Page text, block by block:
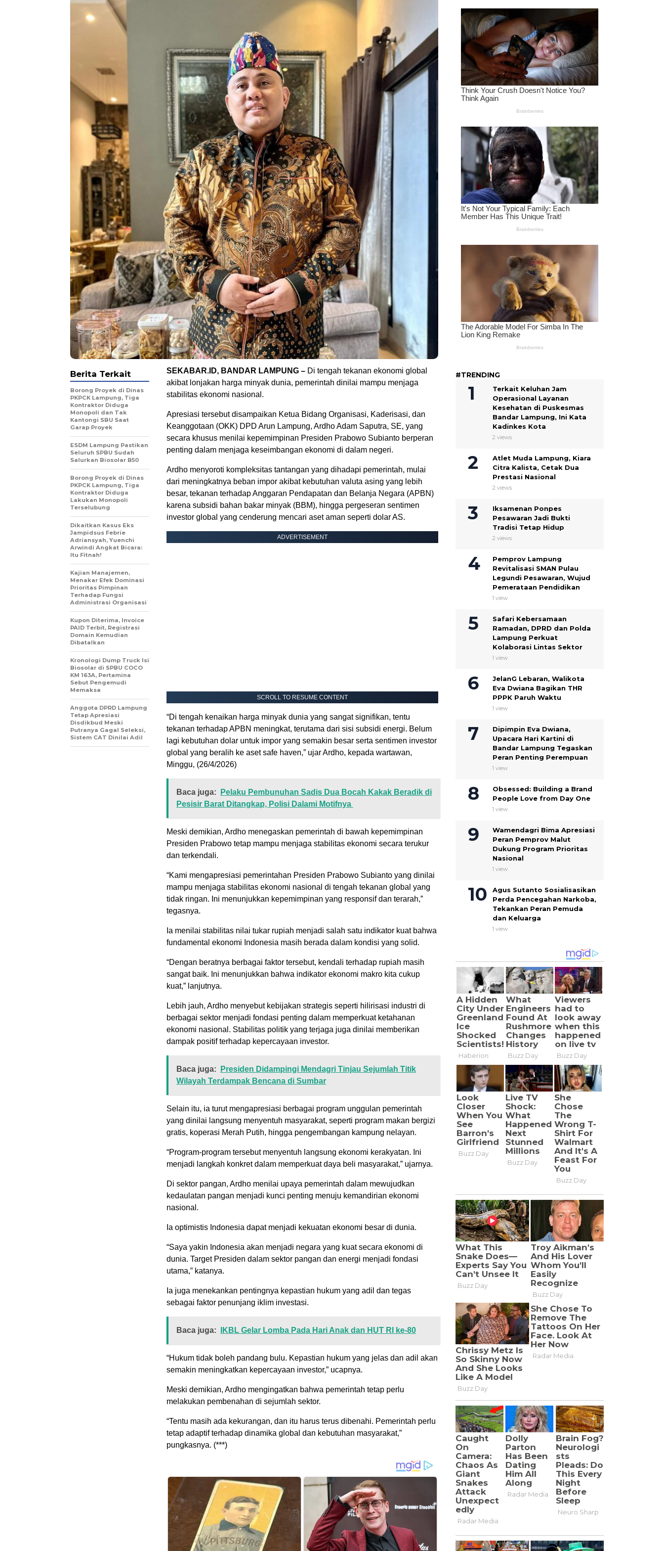
SEKABAR.ID, BANDAR LAMPUNG – Di tengah tekanan ekonomi global
akibat lonjakan harga minyak dunia, pemerintah dinilai mampu menjaga
stabilitas ekonomi nasional.
Apresiasi tersebut disampaikan Ketua Bidang Organisasi, Kaderisasi, dan
Keanggotaan (OKK) DPD Arun Lampung, Ardho Adam Saputra, SE, yang
secara khusus menilai kepemimpinan Presiden Prabowo Subianto berperan
penting dalam menjaga keseimbangan ekonomi di dalam negeri.
Ardho menyoroti kompleksitas tantangan yang dihadapi pemerintah, mulai
dari meningkatnya beban impor akibat kebutuhan valuta asing yang lebih
besar, tekanan terhadap Anggaran Pendapatan dan Belanja Negara (APBN)
karena subsidi bahan bakar minyak (BBM), hingga pergeseran sentimen
investor global yang cenderung mencari aset aman seperti dolar AS.
ADVERTISEMENT
SCROLL TO RESUME CONTENT
“Di tengah kenaikan harga minyak dunia yang sangat signifikan, tentu
tekanan terhadap APBN meningkat, terutama dari sisi subsidi energi. Belum
lagi kebutuhan dolar untuk impor yang semakin besar serta sentimen investor
global yang beralih ke aset safe haven,” ujar Ardho, kepada wartawan,
Minggu, (26/4/2026)
Baca juga:
Pelaku Pembunuhan Sadis Dua Bocah Kakak Beradik di
Pesisir Barat Ditangkap, Polisi Dalami Motifnya
Meski demikian, Ardho menegaskan pemerintah di bawah kepemimpinan
Presiden Prabowo tetap mampu menjaga stabilitas ekonomi secara terukur
dan terkendali.
“Kami mengapresiasi pemerintahan Presiden Prabowo Subianto yang dinilai
mampu menjaga stabilitas ekonomi nasional di tengah tekanan global yang
tidak ringan. Ini menunjukkan kepemimpinan yang responsif dan terarah,”
tegasnya.
Ia menilai stabilitas nilai tukar rupiah menjadi salah satu indikator kuat bahwa
fundamental ekonomi Indonesia masih berada dalam kondisi yang solid.
“Dengan beratnya berbagai faktor tersebut, kendali terhadap rupiah masih
sangat baik. Ini menunjukkan bahwa indikator ekonomi makro kita cukup
kuat,” lanjutnya.
Lebih jauh, Ardho menyebut kebijakan strategis seperti hilirisasi industri di
berbagai sektor menjadi fondasi penting dalam memperkuat ketahanan
ekonomi nasional. Stabilitas politik yang terjaga juga dinilai memberikan
dampak positif terhadap kepercayaan investor.
Baca juga:
Presiden Didampingi Mendagri Tinjau Sejumlah Titik
Wilayah Terdampak Bencana di Sumbar
Selain itu, ia turut mengapresiasi berbagai program unggulan pemerintah
yang dinilai langsung menyentuh masyarakat, seperti program makan bergizi
gratis, koperasi Merah Putih, hingga pengembangan kampung nelayan.
“Program-program tersebut menyentuh langsung ekonomi kerakyatan. Ini
menjadi langkah konkret dalam memperkuat daya beli masyarakat,” ujarnya.
Di sektor pangan, Ardho menilai upaya pemerintah dalam mewujudkan
kedaulatan pangan menjadi kunci penting menuju kemandirian ekonomi
nasional.
Ia optimistis Indonesia dapat menjadi kekuatan ekonomi besar di dunia.
“Saya yakin Indonesia akan menjadi negara yang kuat secara ekonomi di
dunia. Target Presiden dalam sektor pangan dan energi menjadi fondasi
utama,” katanya.
Ia juga menekankan pentingnya kepastian hukum yang adil dan tegas
sebagai faktor penunjang iklim investasi.
Baca juga: IKBL Gelar Lomba Pada Hari Anak dan HUT RI ke-80
“Hukum tidak boleh pandang bulu. Kepastian hukum yang jelas dan adil akan
semakin meningkatkan kepercayaan investor,” ucapnya.
Meski demikian, Ardho mengingatkan bahwa pemerintah tetap perlu
melakukan pembenahan di sejumlah sektor.
“Tentu masih ada kekurangan, dan itu harus terus dibenahi. Pemerintah perlu
tetap adaptif terhadap dinamika global dan kebutuhan masyarakat,”
pungkasnya. (***)
Berita Terkait
Borong Proyek di Dinas
PKPCK Lampung, Tiga
Kontraktor Diduga
Monopoli dan Tak
Kantongi SBU Saat
Garap Proyek
ESDM Lampung Pastikan
Seluruh SPBU Sudah
Salurkan Biosolar B50
Borong Proyek di Dinas
PKPCK Lampung, Tiga
Kontraktor Diduga
Lakukan Monopoli
Terselubung
Dikaitkan Kasus Eks
Jampidsus Febrie
Adriansyah, Yuenchi
Arwindi Angkat Bicara:
Itu Fitnah!
Kajian Manajemen,
Menakar Efek Dominasi
Prioritas Pimpinan
Terhadap Fungsi
Administrasi Organisasi
Kupon Diterima, Invoice
PAID Terbit, Registrasi
Domain Kemudian
Dibatalkan
Kronologi Dump Truck Isi
Biosolar di SPBU COCO
KM 163A, Pertamina
Sebut Pengemudi
Memaksa
Anggota DPRD Lampung
Tetap Apresiasi
Disdikbud Meski
Putranya Gagal Seleksi,
Sistem CAT Dinilai Adil
#TRENDING
Terkait Keluhan Jam
Operasional Layanan
Kesehatan di Puskesmas
Bandar Lampung, Ini Kata
Kadinkes Kota
2 views
Atlet Muda Lampung, Kiara
Citra Kalista, Cetak Dua
Prestasi Nasional
2 views
Iksamenan Ponpes
Pesawaran Jadi Bukti
Tradisi Tetap Hidup
2 views
Pemprov Lampung
Revitalisasi SMAN Pulau
Legundi Pesawaran, Wujud
Pemerataan Pendidikan
1 view
Safari Kebersamaan
Ramadan, DPRD dan Polda
Lampung Perkuat
Kolaborasi Lintas Sektor
1 view
JelanG Lebaran, Walikota
Eva Dwiana Bagikan THR
PPPK Paruh Waktu
1 view
Dipimpin Eva Dwiana,
Upacara Hari Kartini di
Bandar Lampung Tegaskan
Peran Penting Perempuan
1 view
Obsessed: Building a Brand
People Love from Day One
1 view
Wamendagri Bima Apresiasi
Peran Pemprov Malut
Dukung Program Prioritas
Nasional
1 view
Agus Sutanto Sosialisasikan
Perda Pencegahan Narkoba,
Tekankan Peran Pemuda
dan Keluarga
1 view